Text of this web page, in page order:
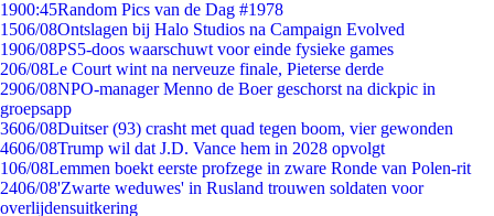
1900:45Random Pics van de Dag #1978
1506/08Ontslagen bij Halo Studios na Campaign Evolved
1906/08PS5-doos waarschuwt voor einde fysieke games
206/08Le Court wint na nerveuze finale, Pieterse derde
2906/08NPO-manager Menno de Boer geschorst na dickpic in
groepsapp
3606/08Duitser (93) crasht met quad tegen boom, vier gewonden
4606/08Trump wil dat J.D. Vance hem in 2028 opvolgt
106/08Lemmen boekt eerste profzege in zware Ronde van Polen-rit
2406/08'Zwarte weduwes' in Rusland trouwen soldaten voor
overlijdensuitkering